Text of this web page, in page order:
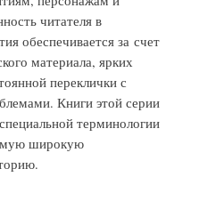
читателя в
обеспечивается за счет
материала, ярких
переклички с
Книги этой серии
терминологии
широкую